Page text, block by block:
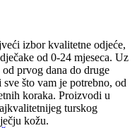
izbor kvalitetne odjeće,
od 0-24 mjeseca. Uz
prvog dana do druge
što vam je potrebno, od
koraka. Proizvodi u
turskog
kožu.